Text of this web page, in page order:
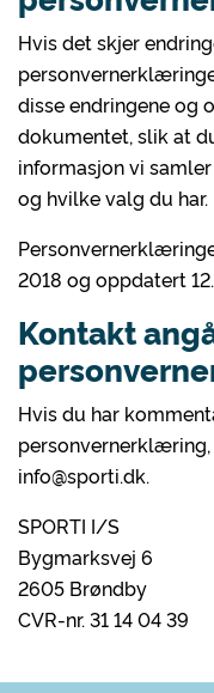
Hvis det skjer
disse endringene og
dokumentet, slik at
informasjon vi
og hvilke valg du har.
2018 og oppdatert
Kontakt
Hvis du har
info@sporti.dk.
SPORTI I/S
Bygmarksvej 6
2605 Brøndby
CVR-nr. 31 14 04 39